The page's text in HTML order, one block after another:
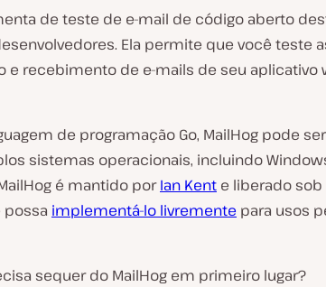
de teste de e-mail de código aberto
Ela permite que você teste
e recebimento de e-mails de seu aplicativo
de programação Go, MailHog pode ser
sistemas operacionais, incluindo
é mantido porIan Kent e liberado
possa implementá-lo livremente para usos
sequer do MailHog em primeiro lugar?